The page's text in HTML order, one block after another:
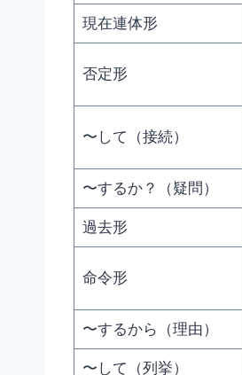
現在連体形
否定形
〜して（接続）
〜するか？（疑問）
過去形
命令形
〜するから（理由）
〜して（列挙）